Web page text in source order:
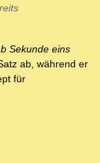
Sekunde eins
ab, während er
für